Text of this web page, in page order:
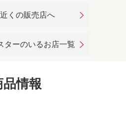
くの販売店へ
ターのいるお店一覧
品情報